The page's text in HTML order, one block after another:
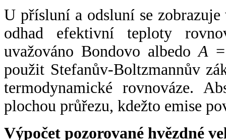
U přísluní a odsluní se
odhad efektivní teploty
uvažováno Bondovo albedoA
použit Stefanův-Boltzmannův
termodynamické rovnováze.
plochou průřezu, kdežto emise
Výpočet pozorované hvězdné